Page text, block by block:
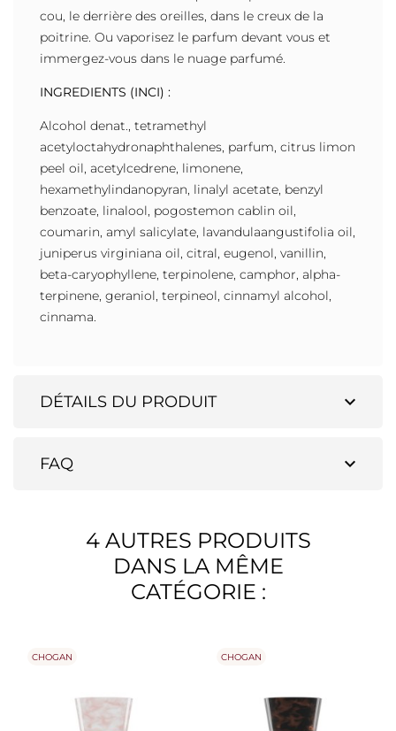
cou, le derrière des oreilles, dans le creux de la
poitrine. Ou vaporisez le parfum devant vous et
immergez-vous dans le nuage parfumé.
INGREDIENTS (INCI) :
Alcohol denat., tetramethyl
acetyloctahydronaphthalenes, parfum, citrus limon
peel oil, acetylcedrene, limonene,
hexamethylindanopyran, linalyl acetate, benzyl
benzoate, linalool, pogostemon cablin oil,
coumarin, amyl salicylate, lavandulaangustifolia oil,
juniperus virginiana oil, citral, eugenol, vanillin,
beta-caryophyllene, terpinolene, camphor, alpha-
terpinene, geraniol, terpineol, cinnamyl alcohol,
cinnama.
expand_more
DÉTAILS DU PRODUIT
expand_more
FAQ
4 AUTRES PRODUITS
DANS LA MÊME
CATÉGORIE :
CHOGAN CHOGAN